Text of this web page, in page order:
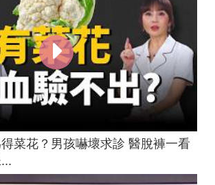
菜花？男孩嚇壞求診 醫脫褲一看